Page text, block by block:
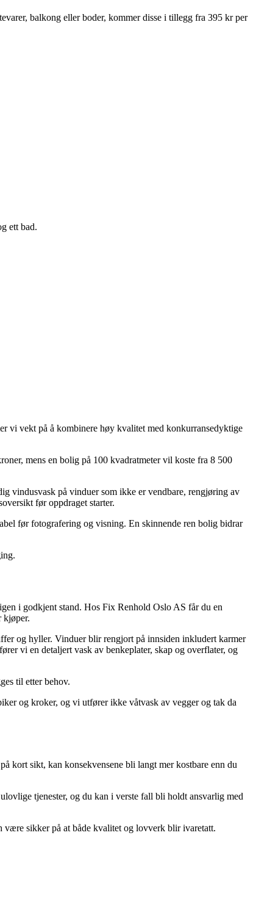
balkong eller boder, kommer disse i tillegg fra 395 kr per
ett bad.
vi vekt på å kombinere høy kvalitet med konkurransedyktige
mens en bolig på 100 kvadratmeter vil koste fra 8 500
vindusvask på vinduer som ikke er vendbare, rengjøring av
før oppdraget starter.
før fotografering og visning. En skinnende ren bolig bidrar
i godkjent stand. Hos Fix Renhold Oslo AS får du en
kjøper.
og hyller. Vinduer blir rengjort på innsiden inkludert karmer
vi en detaljert vask av benkeplater, skap og overflater, og
til etter behov.
og kroker, og vi utfører ikke våtvask av vegger og tak da
kort sikt, kan konsekvensene bli langt mer kostbare enn du
tjenester, og du kan i verste fall bli holdt ansvarlig med
sikker på at både kvalitet og lovverk blir ivaretatt.